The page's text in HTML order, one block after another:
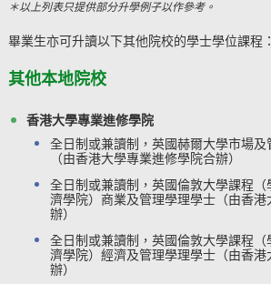
＊以上列表只提供部分升學例子以作參考。
畢業生亦可升讀以下其他院校的學士學位課程：
其他本地院校
香港大學專業進修學院
全日制或兼讀制，英國赫爾大學市場
（由香港大學專業進修學院合辦）
全日制或兼讀制，英國倫敦大學課程
濟學院）商業及管理學理學士（由香
辦）
全日制或兼讀制，英國倫敦大學課程
濟學院）經濟及管理學理學士（由香
辦）